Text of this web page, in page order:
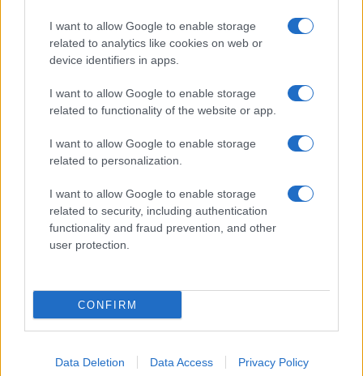
I want to allow Google to enable storage
related to analytics like cookies on web or
device identifiers in apps.
I want to allow Google to enable storage
related to functionality of the website or app.
I want to allow Google to enable storage
related to personalization.
I want to allow Google to enable storage
related to security, including authentication
functionality and fraud prevention, and other
user protection.
CONFIRM
Data Deletion Data Access Privacy Policy
SERVIZI
Mappa del sito
Cookie Policy
Frasi suddivise per tema
Indice degli autori
Aforismi .meglio.it è l'archivio web dedicato a frasi,
aforismi e citazioni più grande del web (137.847 frasi in
database) • ©2005-2025 • La riproduzione dei testi è
consentita citando la fonte secondo la Licenza
il sito ricava una commissione sugli acquisti idonei. •
Contatti